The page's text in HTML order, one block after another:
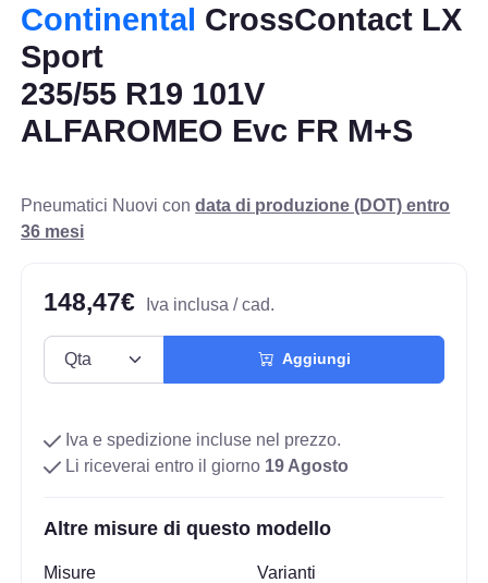
Continental CrossContact LX
Sport
235/55 R19 101V
ALFAROMEO Evc FR M+S
Pneumatici Nuovi condata di produzione (DOT) entro
36 mesi
148,47€ Iva inclusa / cad.
Aggiungi
Iva e spedizione incluse nel prezzo.
Li riceverai entro il giorno 19 Agosto
Altre misure di questo modello
Misure Varianti